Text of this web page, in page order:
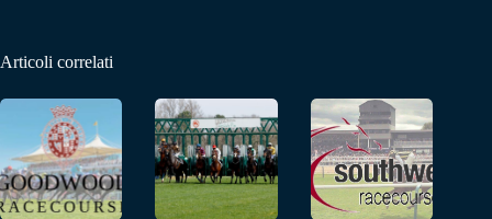
Articoli correlati